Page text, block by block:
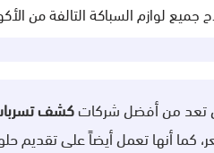
جميع لوازم السباكة التالفة من
تعد من أفضل شركاتكشف
كما أنها تعمل أيضاً على تقديم